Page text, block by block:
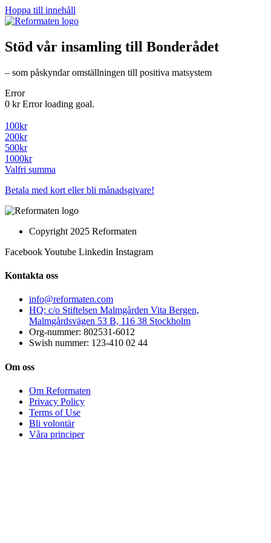
Hoppa till innehåll
Stöd vår insamling till Bonderådet
– som påskyndar omställningen till positiva matsystem
Error
0 kr Error loading goal.
100kr
200kr
500kr
1000kr
Valfri summa
Betala med kort eller bli månadsgivare!
Copyright 2025 Reformaten
FacebookYoutube Linkedin Instagram
Kontakta oss
info@reformaten.com​
HQ: c/o Stiftelsen Malmgården Vita Bergen,
Malmgårdsvägen 53 B, 116 38 Stockholm
Org-nummer: 802531-6012
Swish nummer: 123-410 02 44
Om oss
Om Reformaten
Privacy Policy
Terms of Use
Bli volontär
Våra principer